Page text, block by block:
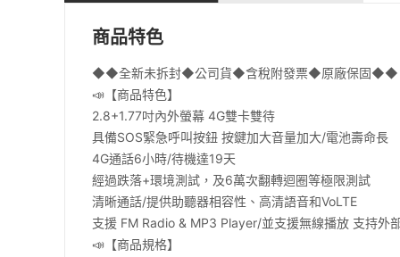
商品特色
◆◆全新未拆封◆公司貨◆含稅附發票◆原廠保固◆◆
📣【商品特色】
2.8+1.77吋內外螢幕 4G雙卡雙待
具備SOS緊急呼叫按鈕 按鍵加大音量加大/電池壽命長
4G通話6小時/待機達19天
經過跌落+環境測試，及6萬次翻轉迴圈等極限測試
清晰通話/提供助聽器相容性、高清語音和VoLTE
支援 FM Radio & MP3 Player/並支援無線播放 支持外
📣【商品規格】